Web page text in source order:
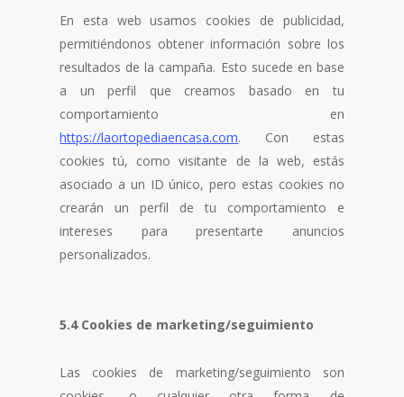
En esta web usamos cookies de publicidad,
permitiéndonos obtener información sobre los
resultados de la campaña. Esto sucede en base
a un perfil que creamos basado en tu
comportamiento en
https://laortopediaencasa.com. Con estas
cookies tú, como visitante de la web, estás
asociado a un ID único, pero estas cookies no
crearán un perfil de tu comportamiento e
intereses para presentarte anuncios
personalizados.
5.4 Cookies de marketing/seguimiento
Las cookies de marketing/seguimiento son